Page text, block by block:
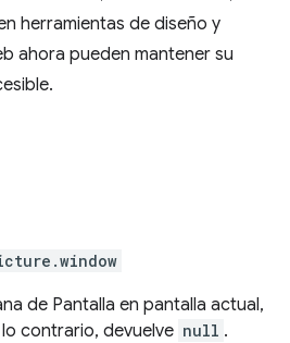
herramientas de diseño y
ahora pueden mantener su
de Pantalla en pantalla actual,
contrario, devuelve null .